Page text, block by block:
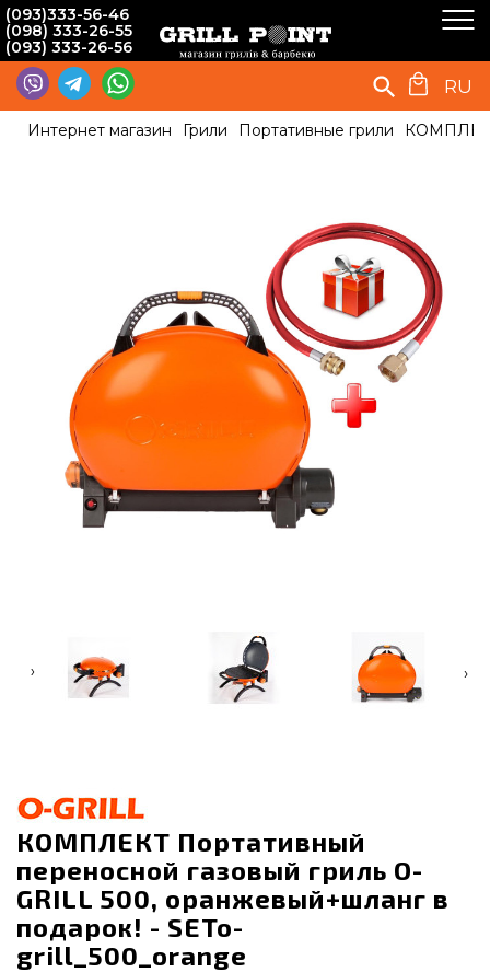
(093)333-56-46
(098) 333-26-55
(093) 333-26-56
RU
Интернет магазин Грили Портативные грили КОМПЛЕКТ
‹ ›
КОМПЛЕКТ Портативный
переносной газовый гриль O-
GRILL 500, оранжевый+шланг в
подарок! - SETo-
grill_500_orange